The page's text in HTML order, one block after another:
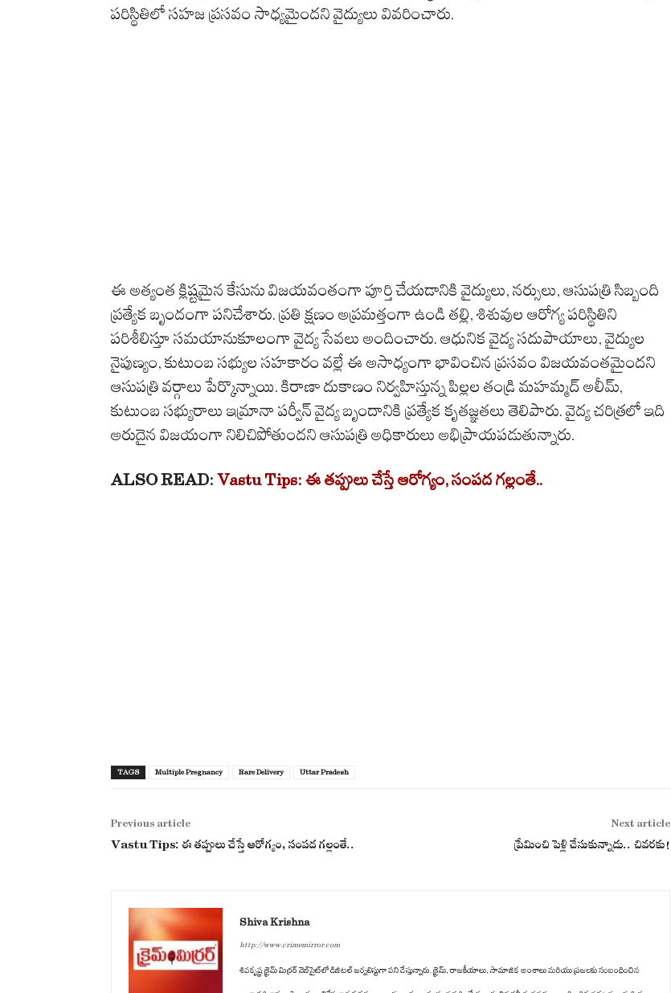
పరిస్థితిలో సహజ ప్రసవం సాధ్యమైందని వైద్యులు వివరించారు.
ఈ అత్యంత క్లిష్టమైన కేసును విజయవంతంగా పూర్తి చేయడానికి వైద్యులు, నర్సులు, ఆసుపత్రి సిబ్బంది
ప్రత్యేక బృందంగా పనిచేశారు. ప్రతి క్షణం అప్రమత్తంగా ఉండి తల్లి, శిశువుల ఆరోగ్య పరిస్థితిని
పరిశీలిస్తూ సమయానుకూలంగా వైద్య సేవలు అందించారు. ఆధునిక వైద్య సదుపాయాలు, వైద్యుల
నైపుణ్యం, కుటుంబ సభ్యుల సహకారం వల్లే ఈ అసాధ్యంగా భావించిన ప్రసవం విజయవంతమైందని
ఆసుపత్రి వర్గాలు పేర్కొన్నాయి. కిరాణా దుకాణం నిర్వహిస్తున్న పిల్లల తండ్రి మహమ్మద్ అలీమ్,
కుటుంబ సభ్యురాలు ఇమ్రానా పర్వీన్ వైద్య బృందానికి ప్రత్యేక కృతజ్ఞతలు తెలిపారు. వైద్య చరిత్రలో ఇది
అరుదైన విజయంగా నిలిచిపోతుందని ఆసుపత్రి అధికారులు అభిప్రాయపడుతున్నారు.
ALSO READ: Vastu Tips: ఈ తప్పులు చేస్తే ఆరోగ్యం, సంపద గల్లంతే..
TAGS Multiple Pregnancy Rare Delivery Uttar Pradesh
Previous article
Vastu Tips: ఈ తప్పులు చేస్తే ఆరోగ్యం, సంపద గల్లంతే..
Next article
ప్రేమించి పెళ్లి చేసుకున్నాడు.. చివరకు!
Shiva Krishna
http://www.crimemirror.com
శివకృష్ణ క్రైమ్ మిర్రర్ వెబ్‌సైట్‌లో డిజిటల్ జర్నలిస్టుగా పని చేస్తున్నారు. క్రైమ్, రాజకీయాలు, సామాజిక అంశాలు మరియు ప్రజలకు సంబంధించిన